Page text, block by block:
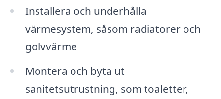
Installera och underhålla
värmesystem, såsom radiatorer och
golvvärme
Montera och byta ut
sanitetsutrustning, som toaletter,